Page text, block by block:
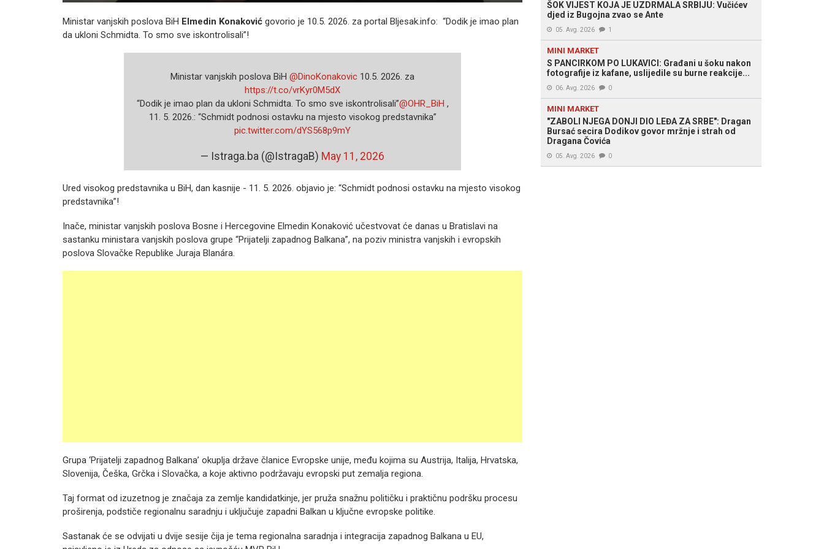
Ministar vanjskih poslova BiH Elmedin Konaković govorio je 10.5. 2026. za portal Bljesak.info: “Dodik je imao plan
da ukloni Schmidta. To smo sve iskontrolisali”!
Ministar vanjskih poslova BiH @DinoKonakovic 10.5. 2026. za
https://t.co/vrKyr0M5dX
“Dodik je imao plan da ukloni Schmidta. To smo sve iskontrolisali”@OHR_BiH ,
11. 5. 2026.: “Schmidt podnosi ostavku na mjesto visokog predstavnika”
pic.twitter.com/dYS568p9mY
— Istraga.ba (@IstragaB) May 11, 2026
Ured visokog predstavnika u BiH, dan kasnije - 11. 5. 2026. objavio je: “Schmidt podnosi ostavku na mjesto visokog
predstavnika”!
Inače, ministar vanjskih poslova Bosne i Hercegovine Elmedin Konaković učestvovat će danas u Bratislavi na
sastanku ministara vanjskih poslova grupe “Prijatelji zapadnog Balkana”, na poziv ministra vanjskih i evropskih
poslova Slovačke Republike Juraja Blanára.
Grupa ‘Prijatelji zapadnog Balkana’ okuplja države članice Evropske unije, među kojima su Austrija, Italija, Hrvatska,
Slovenija, Češka, Grčka i Slovačka, a koje aktivno podržavaju evropski put zemalja regiona.
Taj format od izuzetnog je značaja za zemlje kandidatkinje, jer pruža snažnu političku i praktičnu podršku procesu
proširenja, podstiče regionalnu saradnju i uključuje zapadni Balkan u ključne evropske politike.
Sastanak će se odvijati u dvije sesije čija je tema regionalna saradnja i integracija zapadnog Balkana u EU,
ŠOK VIJEST KOJA JE UZDRMALA SRBIJU: Vučićev
djed iz Bugojna zvao se Ante
05. Avg. 2026 1
MINI MARKET
S PANCIRKOM PO LUKAVICI: Građani u šoku nakon
fotografije iz kafane, uslijedile su burne reakcije...
06. Avg. 2026 0
MINI MARKET
"ZABOLI NJEGA DONJI DIO LEĐA ZA SRBE": Dragan
Bursać secira Dodikov govor mržnje i strah od
Dragana Čovića
05. Avg. 2026 0